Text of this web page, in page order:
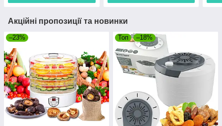
Акційні пропозиції та новинки
–23% Топ –18%